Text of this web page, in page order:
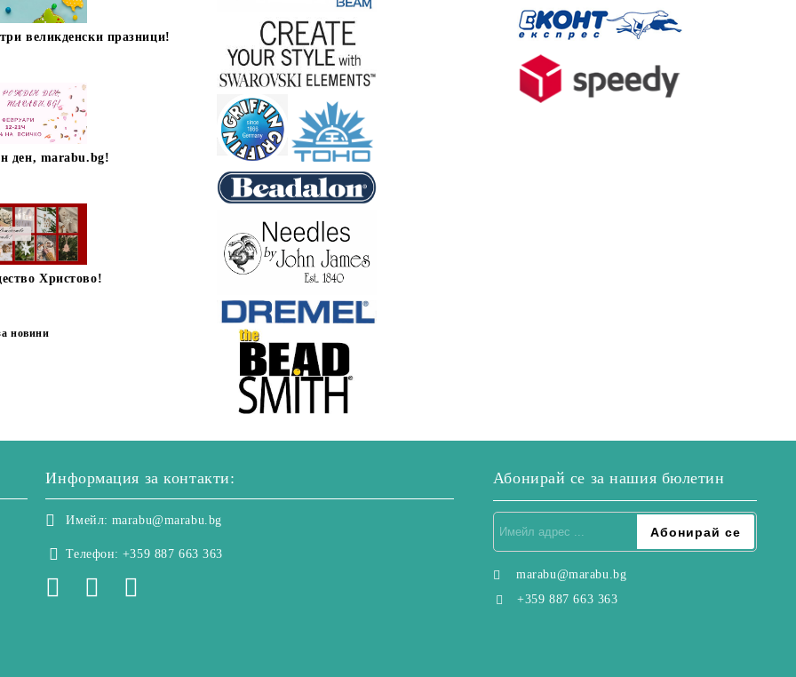
великденски празници!
ден, marabu.bg!
Христово!
новини
Информация за контакти:
Имейл: marabu@marabu.bg
Телефон: +359 887 663 363
Абонирай се за нашия бюлетин
marabu@marabu.bg
+359 887 663 363